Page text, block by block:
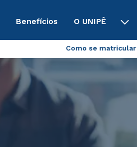
Benefícios O UNIPÊ
Como se matricular